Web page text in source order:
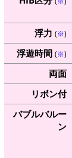
浮力 (※)
浮遊時間 (※)
両面
リボン付
バブルバルー
ン